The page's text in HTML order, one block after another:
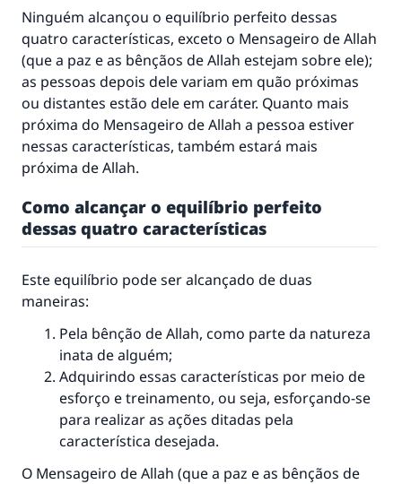
Ninguém alcançou o equilíbrio perfeito dessas
quatro características, exceto o Mensageiro de Allah
(que a paz e as bênçãos de Allah estejam sobre ele);
as pessoas depois dele variam em quão próximas
ou distantes estão dele em caráter. Quanto mais
próxima do Mensageiro de Allah a pessoa estiver
nessas características, também estará mais
próxima de Allah.
Como alcançar o equilíbrio perfeito
dessas quatro características
Este equilíbrio pode ser alcançado de duas
maneiras:
Pela bênção de Allah, como parte da natureza
inata de alguém;
Adquirindo essas características por meio de
esforço e treinamento, ou seja, esforçando-se
para realizar as ações ditadas pela
característica desejada.
O Mensageiro de Allah (que a paz e as bênçãos de
A resposta n° 110845 salvou um
casamento.
Ajude-nos a responder à Ummah
O Profeta ﷺ disse,
"Quem quer que incentive outros a fazer o
que é bom receberá a mesma recompensa
que aqueles que o fazem."